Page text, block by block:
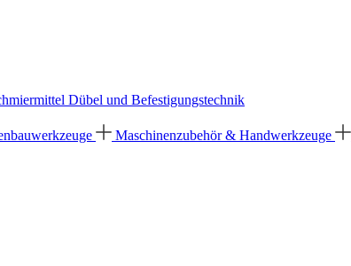
Dübel und Befestigungstechnik
Maschinenzubehör & Handwerkzeuge